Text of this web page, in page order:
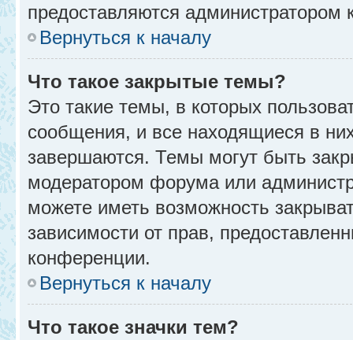
предоставляются администратором
Вернуться к началу
Что такое закрытые темы?
Это такие темы, в которых
сообщения, и все находящиеся в
завершаются. Темы могут быть
модератором форума или
можете иметь возможность
зависимости от прав,
конференции.
Вернуться к началу
Что такое значки тем?